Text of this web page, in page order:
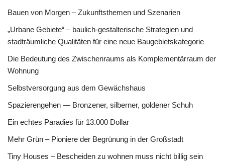
Bauen von Morgen – Zukunftsthemen und Szenarien
„Urbane Gebiete“ – baulich-gestalterische Strategien und
stadträumliche Qualitäten für eine neue Baugebietskategorie
Die Bedeutung des Zwischenraums als Komplementärraum der
Wohnung
Selbstversorgung aus dem Gewächshaus
Spazierengehen — Bronzener, silberner, goldener Schuh
Ein echtes Paradies für 13.000 Dollar
Mehr Grün – Pioniere der Begrünung in der Großstadt
Tiny Houses – Bescheiden zu wohnen muss nicht billig sein